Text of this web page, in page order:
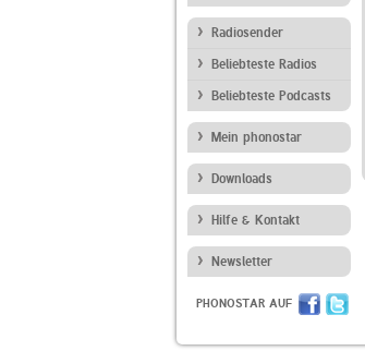
Radiosender
Beliebteste Radios
Beliebteste Podcasts
Mein phonostar
Downloads
Hilfe & Kontakt
Newsletter
PHONOSTAR AUF